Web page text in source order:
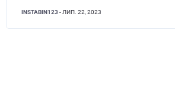
INSTABIN123 - ЛИП. 22, 2023